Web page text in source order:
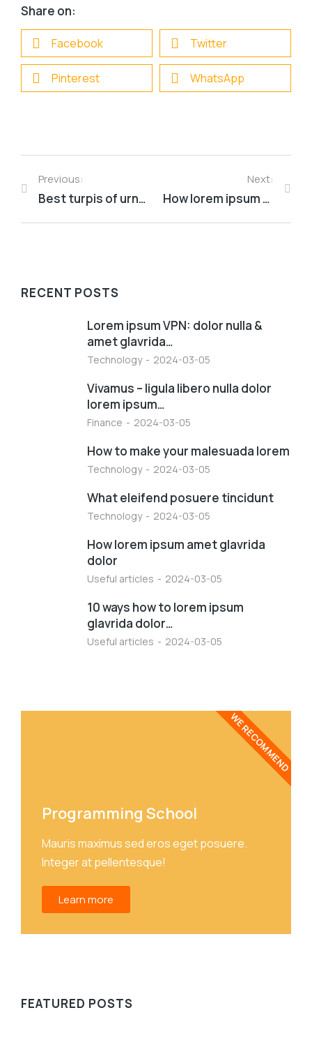
Share on:
Facebook Twitter
Pinterest WhatsApp
Previous:
Best turpis of urna consectetur in sagittis dolor
Next:
How lorem ipsum amet glavrida dolor
RECENT POSTS
Lorem ipsum VPN: dolor nulla &
amet glavrida…
Technology 2024-03-05
Vivamus – ligula libero nulla dolor
lorem ipsum…
Finance 2024-03-05
How to make your malesuada lorem
Technology 2024-03-05
What eleifend posuere tincidunt
Technology 2024-03-05
How lorem ipsum amet glavrida
dolor
Useful articles 2024-03-05
10 ways how to lorem ipsum
glavrida dolor…
Useful articles 2024-03-05
Programming School
Mauris maximus sed eros eget posuere.
Integer at pellentesque!
Learn more
WE RECOMMEND
FEATURED POSTS